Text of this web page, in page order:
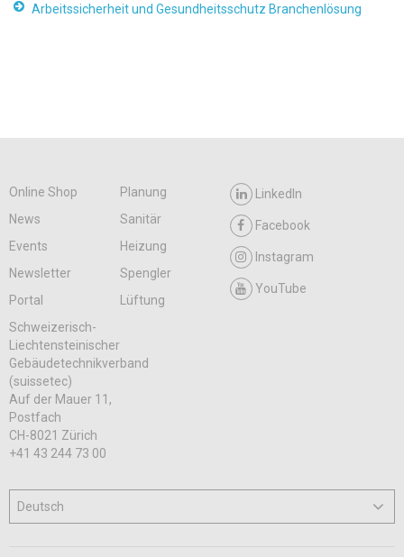
Arbeitssicherheit und Gesundheitsschutz Branchenlösung
Online Shop
Planung
News
Sanitär
Events
Heizung
Newsletter
Spengler
Portal
Lüftung
LinkedIn
Facebook
Instagram
YouTube
Schweizerisch-
Liechtensteinischer
Gebäudetechnikverband
(suissetec)
Auf der Mauer 11,
Postfach
CH-8021 Zürich
+41 43 244 73 00